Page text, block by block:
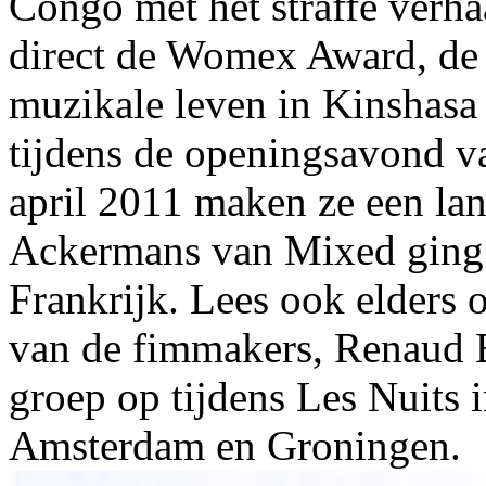
direct de Womex Award,
muzikale leven in
tijdens de openingsavond
april 2011 maken ze een
Ackermans van Mixed
Frankrijk. Lees ook elders
van de fimmakers, Renaud
groep op tijdens Les Nuits
Amsterdam en Groningen.